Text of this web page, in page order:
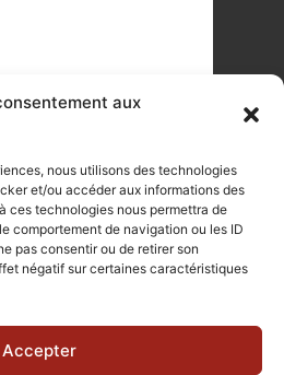
aux
nous utilisons des technologies
et/ou accéder aux informations des
ces technologies nous permettra de
comportement de navigation ou les ID
pas consentir ou de retirer son
négatif sur certaines caractéristiques
Accepter
de Tourisme du Pays de
Site internet réalisé par Je